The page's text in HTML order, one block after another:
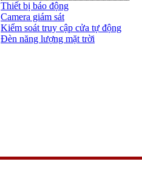
Thiết bị báo động
Camera giám sát
Kiểm soát truy cập cửa tự động
Đèn năng lượng mặt trời